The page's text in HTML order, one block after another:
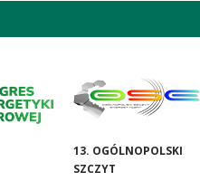
13. OGÓLNOPOLSKI
SZCZYT